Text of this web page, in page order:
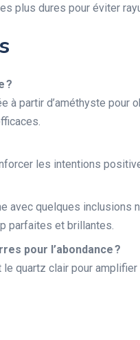
plus dures pour éviter
?
partir d’améthyste pour
les intentions
avec quelques inclusions
parfaites et brillantes.
pour l’abondance ?
le quartz clair pour